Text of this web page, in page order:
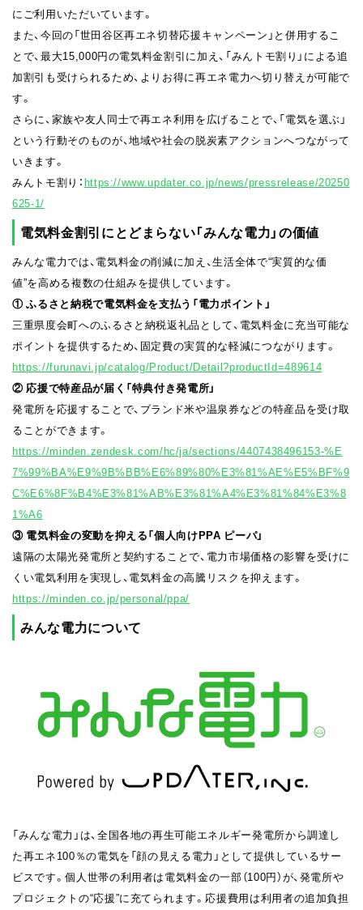
にご利用いただいています。
また、今回の「世田谷区再エネ切替応援キャンペーン」と併用するこ
とで、最大15,000円の電気料金割引に加え、「みんトモ割り」による追
加割引も受けられるため、よりお得に再エネ電力へ切り替えが可能で
す。
さらに、家族や友人同士で再エネ利用を広げることで、「電気を選ぶ」
という行動そのものが、地域や社会の脱炭素アクションへつながって
いきます。
みんトモ割り： https://www.updater.co.jp/news/pressrelease/20250
625-1/
電気料金割引にとどまらない「みんな電力」の価値
みんな電力では、電気料金の削減に加え、生活全体で“実質的な価
値”を高める複数の仕組みを提供しています。
① ふるさと納税で電気料金を支払う「電力ポイント」
三重県度会町へのふるさと納税返礼品として、電気料金に充当可能な
ポイントを提供するため、固定費の実質的な軽減につながります。
https://furunavi.jp/catalog/Product/Detail?productId=489614
② 応援で特産品が届く「特典付き発電所」
発電所を応援することで、ブランド米や温泉券などの特産品を受け取
ることができます。
https://minden.zendesk.com/hc/ja/sections/4407438496153-%E
7%99%BA%E9%9B%BB%E6%89%80%E3%81%AE%E5%BF%9
C%E6%8F%B4%E3%81%AB%E3%81%A4%E3%81%84%E3%8
1%A6
③ 電気料金の変動を抑える「個人向けPPA ピーパ」
遠隔の太陽光発電所と契約することで、電力市場価格の影響を受けに
くい電気利用を実現し、電気料金の高騰リスクを抑えます。
https://minden.co.jp/personal/ppa/
みんな電力について
「みんな電力」は、全国各地の再生可能エネルギー発電所から調達し
た再エネ100％の電気を「顔の見える電力」として提供しているサー
ビスです。個人世帯の利用者は電気料金の一部（100円）が、発電所や
プロジェクトの“応援”に充てられます。応援費用は利用者の追加負担